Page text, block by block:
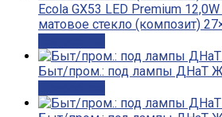
Ecola GX53 LED Premium
матовое стекло (композит)
Быт/пром.: под лампы ДНаТ